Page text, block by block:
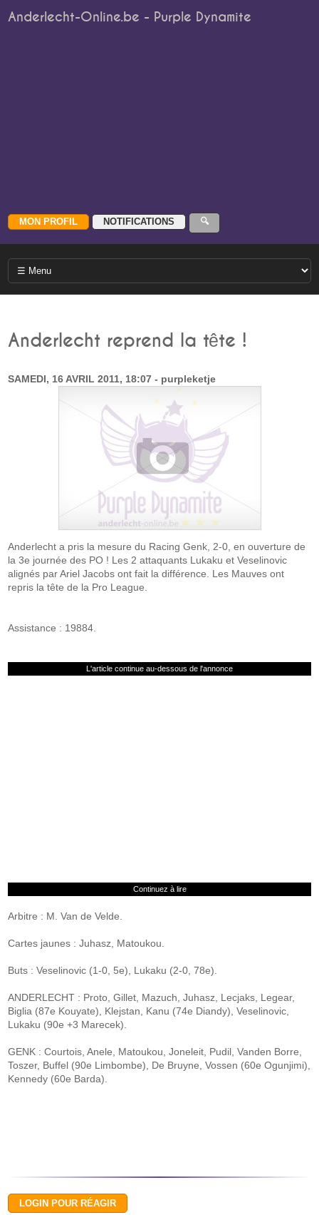
Anderlecht-Online.be - Purple Dynamite
Anderlecht reprend la tête !
SAMEDI, 16 AVRIL 2011, 18:07 - purpleketje
Anderlecht a pris la mesure du Racing Genk, 2-0, en ouverture de
la 3e journée des PO ! Les 2 attaquants Lukaku et Veselinovic
alignés par Ariel Jacobs ont fait la différence. Les Mauves ont
repris la tête de la Pro League.
Assistance : 19884.
L'article continue au-dessous de l'annonce
Continuez à lire
Arbitre : M. Van de Velde.
Cartes jaunes : Juhasz, Matoukou.
Buts : Veselinovic (1-0, 5e), Lukaku (2-0, 78e).
ANDERLECHT : Proto, Gillet, Mazuch, Juhasz, Lecjaks, Legear,
Biglia (87e Kouyate), Klejstan, Kanu (74e Diandy), Veselinovic,
Lukaku (90e +3 Marecek).
GENK : Courtois, Anele, Matoukou, Joneleit, Pudil, Vanden Borre,
Toszer, Buffel (90e Limbombe), De Bruyne, Vossen (60e Ogunjimi),
Kennedy (60e Barda).